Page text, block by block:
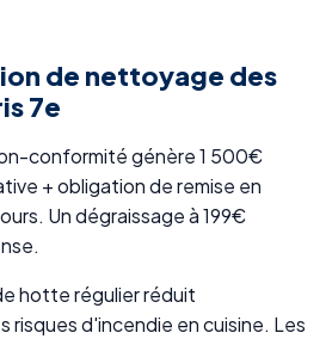
de nettoyage des
7e
conformité génère 1 500€
+ obligation de remise en
Un dégraissage à 199€
hotte régulier réduit
risques d'incendie en cuisine. Les